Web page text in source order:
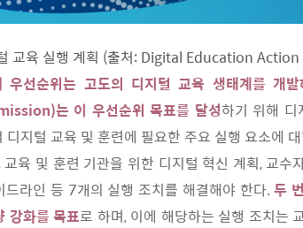
교육 실행 계획 (출처: Digital Education
선순위는 고도의 디지털 교육 생태계를 개
는 이 우선순위 목표를 달성하기 위해 디
디지털 교육 및 훈련에 필요한 주요 실행 요소에
교육 및 훈련 기관을 위한 디지털 혁신 계획, 교
드라인 등 7개의 실행 조치를 해결해야 한다.두
강화를 목표로 하며, 이에 해당하는 실행 조치는